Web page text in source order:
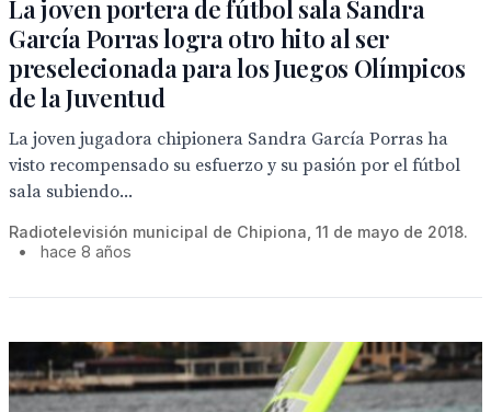
La joven portera de fútbol sala Sandra
García Porras logra otro hito al ser
preselecionada para los Juegos Olímpicos
de la Juventud
La joven jugadora chipionera Sandra García Porras ha
visto recompensado su esfuerzo y su pasión por el fútbol
sala subiendo...
Radiotelevisión municipal de Chipiona, 11 de mayo de 2018.
•
hace 8 años